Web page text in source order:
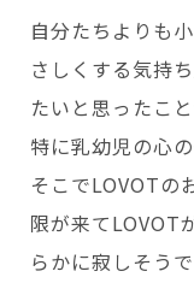
自分たちよりも
さしくする気持
たいと思ったこ
特に乳幼児の心
そこでLOVOTの
限が来てLOVOT
らかに寂しそうで